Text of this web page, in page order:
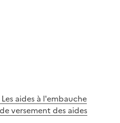
aides à l'embauche
versement des aides